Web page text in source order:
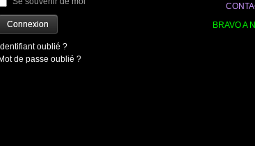
Connexion
Identifiant oublié ?
Mot de passe oublié ?
BRAVO A